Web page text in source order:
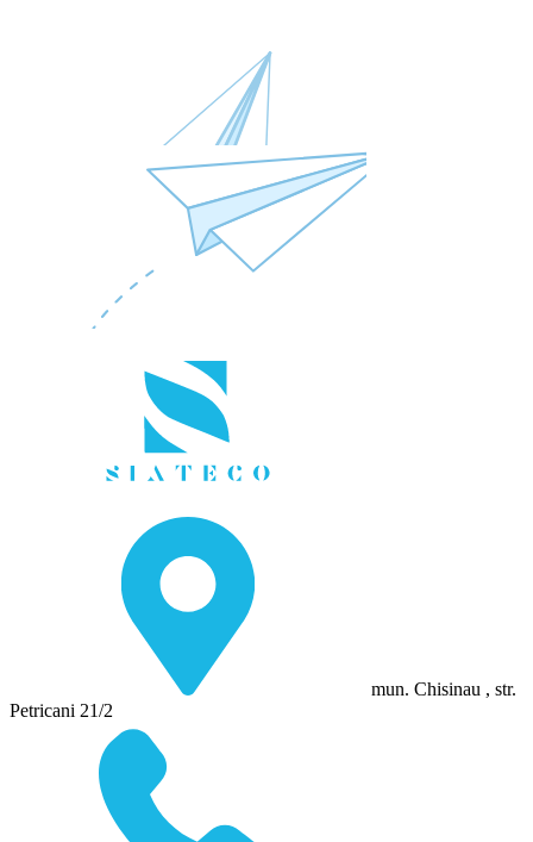
mun. Chisinau , str.
Petricani 21/2